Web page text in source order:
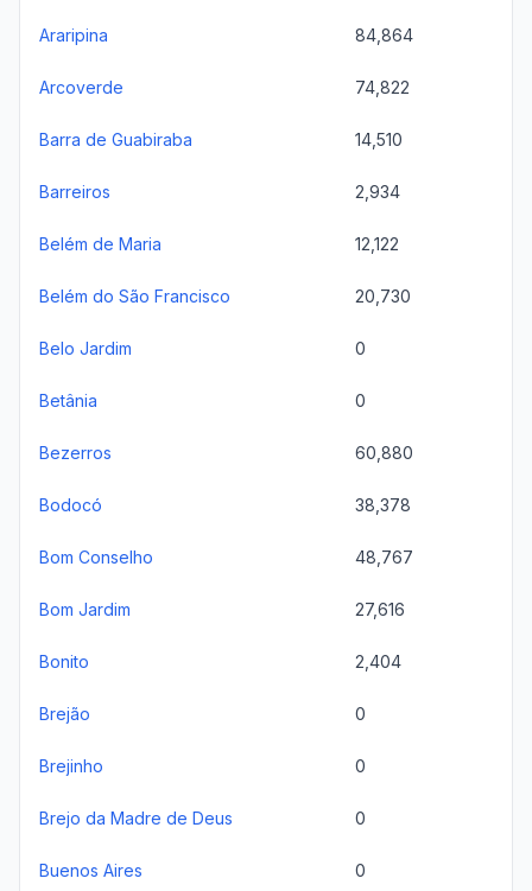
Araripina 84,864
Arcoverde 74,822
Barra de Guabiraba 14,510
Barreiros 2,934
Belém de Maria 12,122
Belém do São Francisco 20,730
Belo Jardim 0
Betânia 0
Bezerros 60,880
Bodocó 38,378
Bom Conselho 48,767
Bom Jardim 27,616
Bonito 2,404
Brejão 0
Brejinho 0
Brejo da Madre de Deus 0
Buenos Aires 0